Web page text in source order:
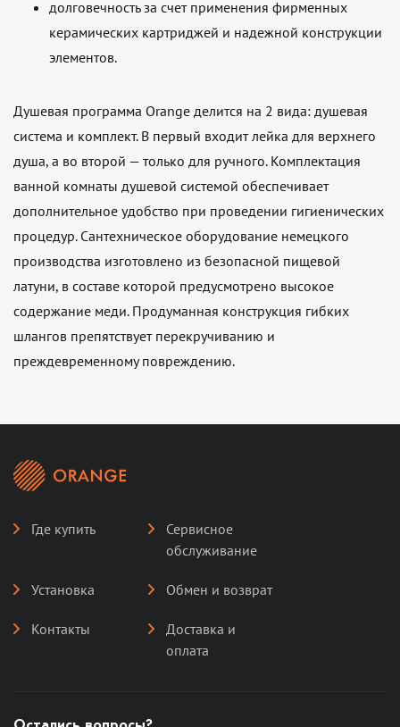
долговечность за счет применения фирменных
керамических картриджей и надежной конструкции
элементов.
Душевая программа Orange делится на 2 вида: душевая
система и комплект. В первый входит лейка для верхнего
душа, а во второй — только для ручного. Комплектация
ванной комнаты душевой системой обеспечивает
дополнительное удобство при проведении гигиенических
процедур. Сантехническое оборудование немецкого
производства изготовлено из безопасной пищевой
латуни, в составе которой предусмотрено высокое
содержание меди. Продуманная конструкция гибких
шлангов препятствует перекручиванию и
преждевременному повреждению.
Где купить
Сервисное
обслуживание
Установка Обмен и возврат
Контакты
Доставка и
оплата